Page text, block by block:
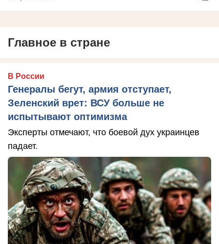
Главное в стране
В России
Генералы бегут, армия отступает,
Зеленский врет: ВСУ больше не
испытывают оптимизма
Эксперты отмечают, что боевой дух украинцев
падает.